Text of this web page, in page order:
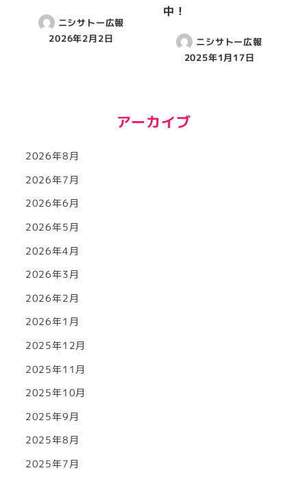
ニシサトー広報
2026年2月2日
中！
ニシサトー広報
2025年1月17日
アーカイブ
2026年8月
2026年7月
2026年6月
2026年5月
2026年4月
2026年3月
2026年2月
2026年1月
2025年12月
2025年11月
2025年10月
2025年9月
2025年8月
2025年7月